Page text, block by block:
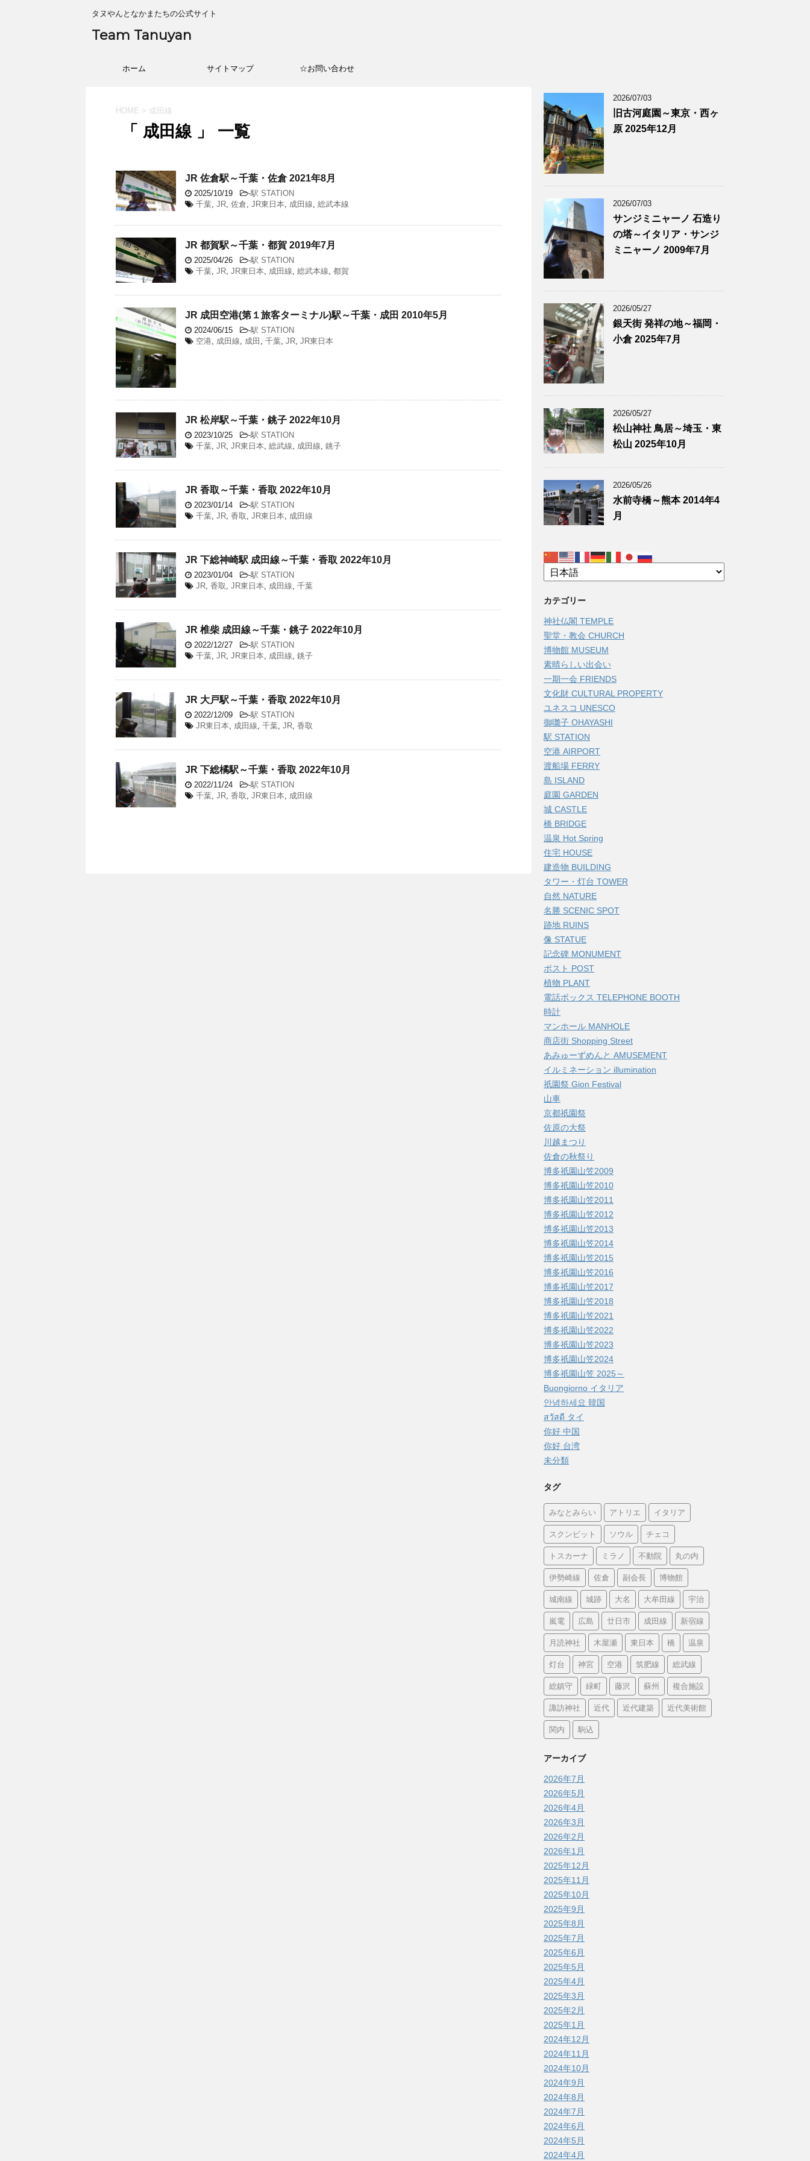
タヌやんとなかまたちの公式サイト
Team Tanuyan
ホーム サイトマップ ☆お問い合わせ
HOME > 成田線
「 成田線 」 一覧
JR 佐倉駅～千葉・佐倉 2021年8月
2025/10/19 -駅 STATION
千葉, JR, 佐倉, JR東日本, 成田線, 総武本線
JR 都賀駅～千葉・都賀 2019年7月
2025/04/26 -駅 STATION
千葉, JR, JR東日本, 成田線, 総武本線, 都賀
JR 成田空港(第１旅客ターミナル)駅～千葉・成田 2010年5月
2024/06/15 -駅 STATION
空港, 成田線, 成田 , 千葉, JR, JR東日本
JR 松岸駅～千葉・銚子 2022年10月
2023/10/25 -駅 STATION
千葉, JR, JR東日本, 総武線, 成田線, 銚子
JR 香取～千葉・香取 2022年10月
2023/01/14 -駅 STATION
千葉, JR, 香取 , JR東日本, 成田線
JR 下総神崎駅 成田線～千葉・香取 2022年10月
2023/01/04 -駅 STATION
JR, 香取 , JR東日本, 成田線, 千葉
JR 椎柴 成田線～千葉・銚子 2022年10月
2022/12/27 -駅 STATION
千葉, JR, JR東日本, 成田線, 銚子
JR 大戸駅～千葉・香取 2022年10月
2022/12/09 -駅 STATION
JR東日本, 成田線, 千葉, JR, 香取
JR 下総橘駅～千葉・香取 2022年10月
2022/11/24 -駅 STATION
千葉, JR, 香取 , JR東日本, 成田線
2026/07/03
旧古河庭園～東京・西ヶ
原 2025年12月
2026/07/03
サンジミニャーノ 石造り
の塔～イタリア・サンジ
ミニャーノ 2009年7月
2026/05/27
銀天街 発祥の地～福岡・
小倉 2025年7月
2026/05/27
松山神社 鳥居～埼玉・東
松山 2025年10月
2026/05/26
水前寺橋～熊本 2014年4
月
カテゴリー
神社仏閣 TEMPLE
聖堂・教会 CHURCH
博物館 MUSEUM
素晴らしい出会い
一期一会 FRIENDS
文化財 CULTURAL PROPERTY
ユネスコ UNESCO
御囃子 OHAYASHI
駅 STATION
空港 AIRPORT
渡船場 FERRY
島 ISLAND
庭園 GARDEN
城 CASTLE
橋 BRIDGE
温泉 Hot Spring
住宅 HOUSE
建造物 BUILDING
タワー・灯台 TOWER
自然 NATURE
名勝 SCENIC SPOT
跡地 RUINS
像 STATUE
記念碑 MONUMENT
ポスト POST
植物 PLANT
電話ボックス TELEPHONE BOOTH
時計
マンホール MANHOLE
商店街 Shopping Street
あみゅーずめんと AMUSEMENT
イルミネーション illumination
祇園祭 Gion Festival
山車
京都祇園祭
佐原の大祭
川越まつり
佐倉の秋祭り
博多祇園山笠2009
博多祇園山笠2010
博多祇園山笠2011
博多祇園山笠2012
博多祇園山笠2013
博多祇園山笠2014
博多祇園山笠2015
博多祇園山笠2016
博多祇園山笠2017
博多祇園山笠2018
博多祇園山笠2021
博多祇園山笠2022
博多祇園山笠2023
博多祇園山笠2024
博多祇園山笠 2025～
Buongiorno イタリア
안녕하세요 韓国
สวัสดี タイ
你好 中国
你好 台湾
未分類
タグ
みなとみらい アトリエ イタリア
スクンビット ソウル チェコ
トスカーナ ミラノ 不動院 丸の内
伊勢崎線 佐倉 副会長 博物館
城南線 城跡 大名 大牟田線 宇治
嵐電 広島 廿日市 成田線 新宿線
月読神社 木屋瀬 東日本 橋 温泉
灯台 神宮 空港 筑肥線 総武線
総鎮守 緑町 藤沢 蘇州 複合施設
諏訪神社 近代 近代建築 近代美術館
関内 駒込
アーカイブ
2026年7月
2026年5月
2026年4月
2026年3月
2026年2月
2026年1月
2025年12月
2025年11月
2025年10月
2025年9月
2025年8月
2025年7月
2025年6月
2025年5月
2025年4月
2025年3月
2025年2月
2025年1月
2024年12月
2024年11月
2024年10月
2024年9月
2024年8月
2024年7月
2024年6月
2024年5月
2024年4月